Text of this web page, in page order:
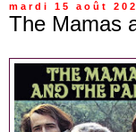
mardi 15 août
The Mamas